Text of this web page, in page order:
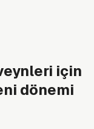
için
dönemi